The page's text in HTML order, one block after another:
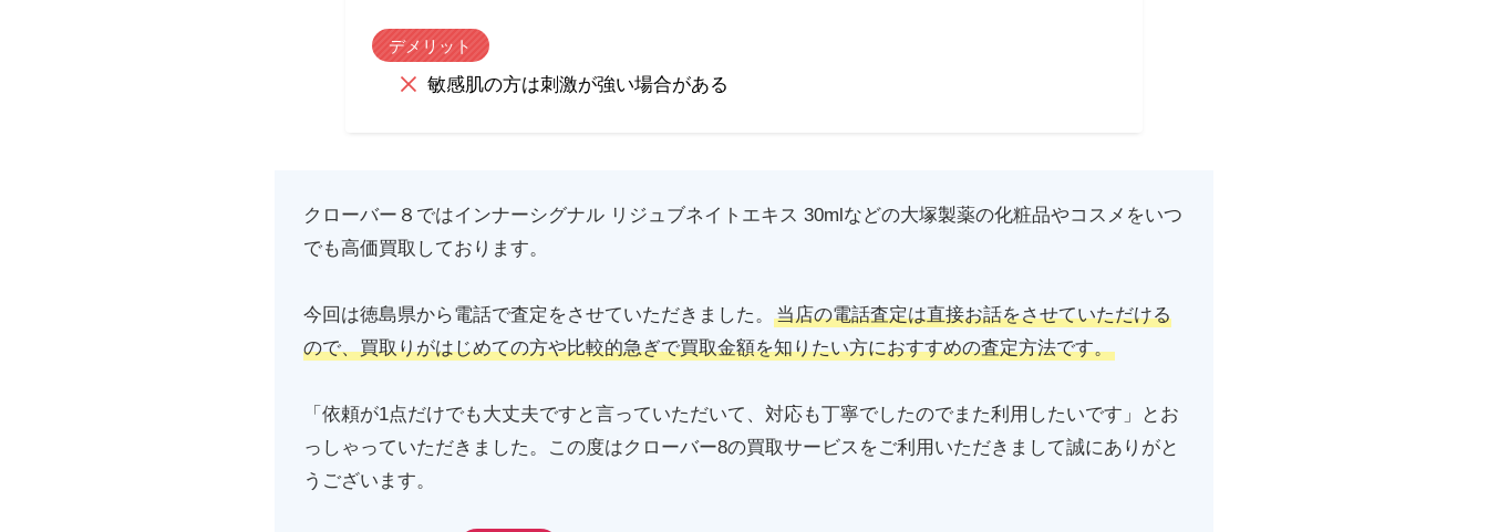
デメリット
敏感肌の方は刺激が強い場合がある
クローバー８ではインナーシグナル リジュブネイトエキス 30mlなどの大塚製薬の化粧品やコスメをいつ
でも高価買取しております。
今回は徳島県から電話で査定をさせていただきました。
当店の電話査定は直接お話をさせていただける
ので、買取りがはじめての方や比較的急ぎで買取金額を知りたい方におすすめの査定方法です。
「依頼が1点だけでも大丈夫ですと言っていただいて、対応も丁寧でしたのでまた利用したいです」とお
っしゃっていただきました。この度はクローバー8の買取サービスをご利用いただきまして誠にありがと
うございます。